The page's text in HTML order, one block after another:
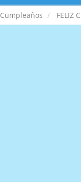
Cumpleaños FELIZ